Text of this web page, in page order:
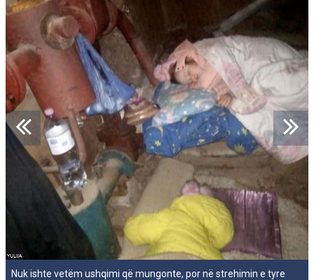
Nuk ishte vetëm ushqimi që mungonte, por në strehimin e tyre